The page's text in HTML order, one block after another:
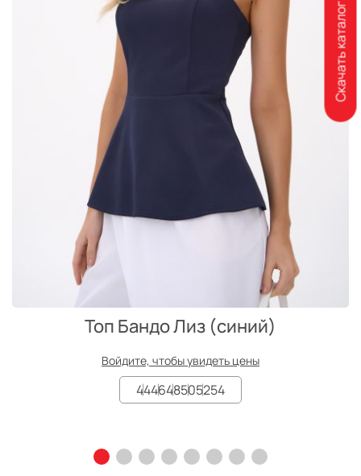
Топ Бандо Лиз (синий)
Войдите, чтобы увидеть цены
444648505254
Скачать каталог